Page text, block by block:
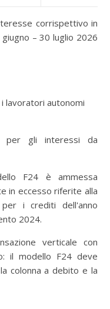
corrispettivo in
– 30 luglio 2026
lavoratori autonomi
per gli interessi da
F24 è ammessa
in eccesso riferite alla
i crediti dell'anno
2024.
verticale con
il modello F24 deve
colonna a debito e la